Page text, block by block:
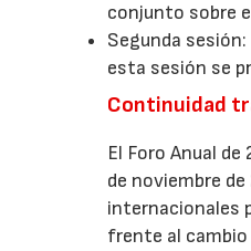
conjunto sobre
Segunda sesión:
esta sesión se
Continuidad
El Foro Anual
de noviembre
internacionales
frente al